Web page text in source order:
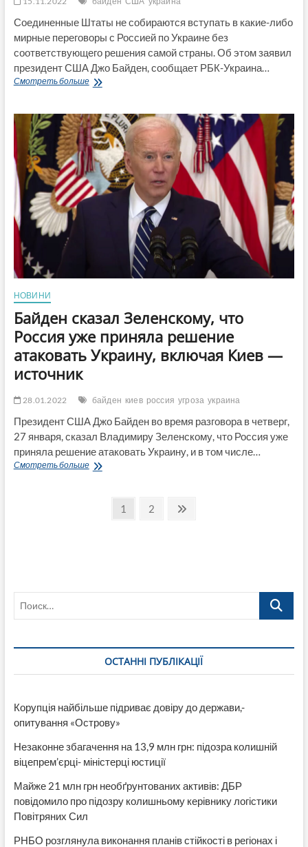
Соединенные Штаты не собираются вступать в какие-либо
мирные переговоры с Россией по Украине без
соответствующего решения самой страны. Об этом заявил
президент США Джо Байден, сообщает РБК-Украина…
Смотреть большеБайден
либо
мирные
переговоры
без
решения
Украины
НОВИНИ
Байден сказал Зеленскому, что
Россия уже приняла решение
атаковать Украину, включая Киев —
источник
28.01.2022 байден киев россия угроза украина
Президент США Джо Байден во время разговора в четверг,
27 января, сказал Владимиру Зеленскому, что Россия уже
приняла решение атаковать Украину, и в том числе…
Смотреть большеБайден
Страница
1 Страница
2
Поиск…
ОСТАННІ ПУБЛІКАЦІЇ
Корупція найбільше підриває довіру до держави,-
опитування «Острову»
Незаконне збагачення на 13,9 млн грн: підозра колишній
віцепрем’єрці- міністерці юстиції
Майже 21 млн грн необґрунтованих активів: ДБР
повідомило про підозру колишньому керівнику логістики
Повітряних Сил
РНБО розглянула виконання планів стійкості в регіонах і